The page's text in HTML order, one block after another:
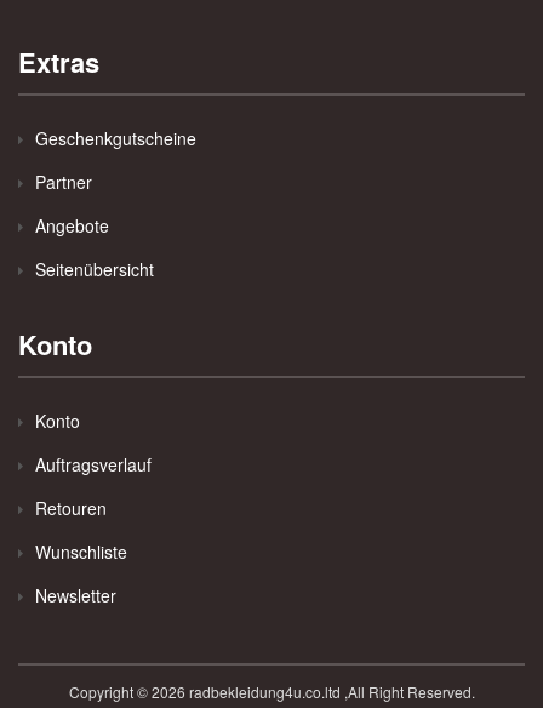
Extras
Geschenkgutscheine
Partner
Angebote
Seitenübersicht
Konto
Konto
Auftragsverlauf
Retouren
Wunschliste
Newsletter
Copyright © 2026 radbekleidung4u.co.ltd ,All Right Reserved.